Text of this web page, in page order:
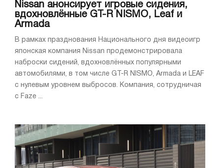
Nissan анонсирует игровые сидения,
вдохновлённые GT-R NISMO, Leaf и
Armada
В рамках празднования Национального дня видеоигр
японская компания Nissan продемонстрировала
наброски сидений, вдохновлённых популярными
автомобилями, в том числе GT-R NISMO, Armada и LEAF
с нулевым уровнем выбросов. Компания, сотрудничая
с Faze ...